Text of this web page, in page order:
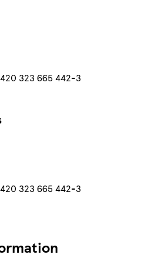
323 665 442-3
323 665 442-3